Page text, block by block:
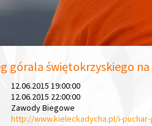
górala świętokrzyskiego
12.06.2015 19:00:00
12.06.2015 22:00:00
Zawody Biegowe
http://www.kieleckadycha.pl/i-